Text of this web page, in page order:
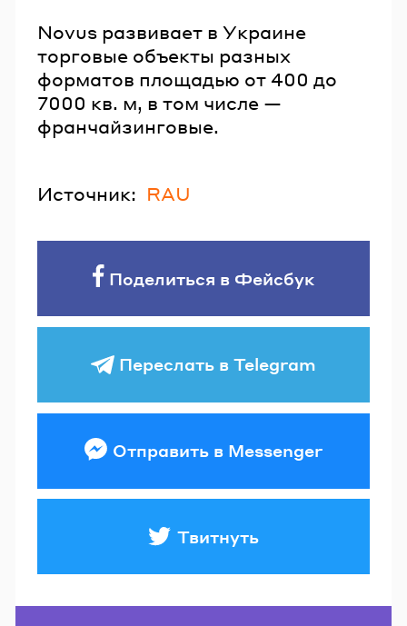
Novus развивает в Украине
торговые объекты разных
форматов площадью от 400 до
7000 кв. м, в том числе —
франчайзинговые.
Источник: RAU
Поделиться в Фейсбук
Переслать в Telegram
Отправить в Messenger
Твитнуть